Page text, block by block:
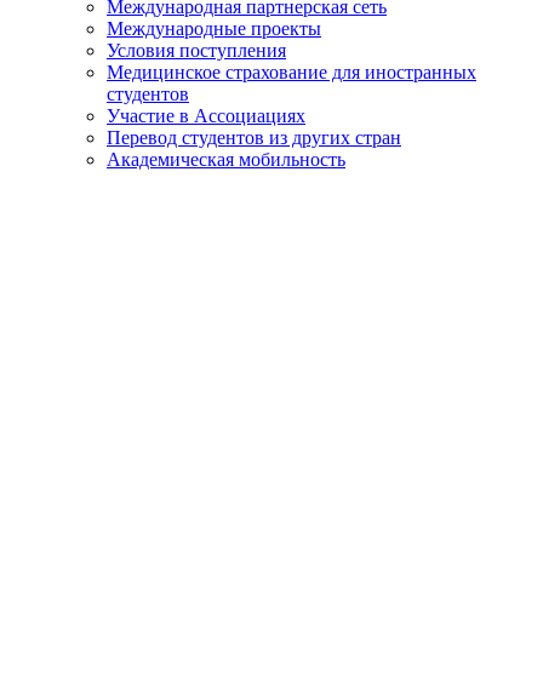
Международная партнерская сеть
Международные проекты
Условия поступления
Медицинское страхование для иностранных
студентов
Участие в Ассоциациях
Перевод студентов из других стран
Академическая мобильность